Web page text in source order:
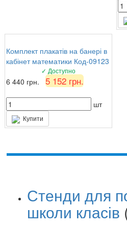
Комплект плакатів на банері в
кабінет математики Код-09123
✓ Доступно
6 440 грн. 5 152 грн.
шт
Купити
Стенди для
школи класів